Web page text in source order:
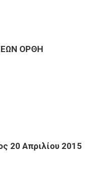
ΟΡΘΗ
20 Απριλίου 2015